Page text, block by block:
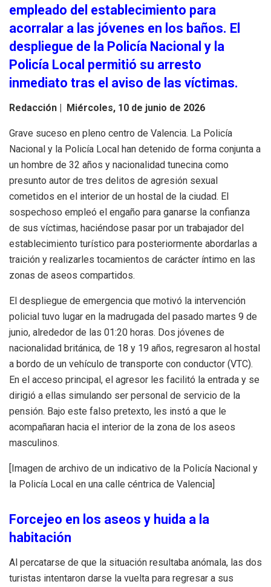
empleado del establecimiento para
acorralar a las jóvenes en los baños. El
despliegue de la Policía Nacional y la
Policía Local permitió su arresto
inmediato tras el aviso de las víctimas.
Redacción | Miércoles, 10 de junio de 2026
Grave suceso en pleno centro de Valencia. La Policía
Nacional y la Policía Local han detenido de forma conjunta a
un hombre de 32 años y nacionalidad tunecina como
presunto autor de tres delitos de agresión sexual
cometidos en el interior de un hostal de la ciudad. El
sospechoso empleó el engaño para ganarse la confianza
de sus víctimas, haciéndose pasar por un trabajador del
establecimiento turístico para posteriormente abordarlas a
traición y realizarles tocamientos de carácter íntimo en las
zonas de aseos compartidos.
El despliegue de emergencia que motivó la intervención
policial tuvo lugar en la madrugada del pasado martes 9 de
junio, alrededor de las 01:20 horas. Dos jóvenes de
nacionalidad británica, de 18 y 19 años, regresaron al hostal
a bordo de un vehículo de transporte con conductor (VTC).
En el acceso principal, el agresor les facilitó la entrada y se
dirigió a ellas simulando ser personal de servicio de la
pensión. Bajo este falso pretexto, les instó a que le
acompañaran hacia el interior de la zona de los aseos
masculinos.
[Imagen de archivo de un indicativo de la Policía Nacional y
la Policía Local en una calle céntrica de Valencia]
Forcejeo en los aseos y huida a la
habitación
Al percatarse de que la situación resultaba anómala, las dos
turistas intentaron darse la vuelta para regresar a sus